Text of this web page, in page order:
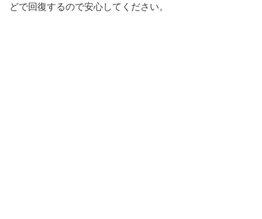
どで回復するので安心してください。